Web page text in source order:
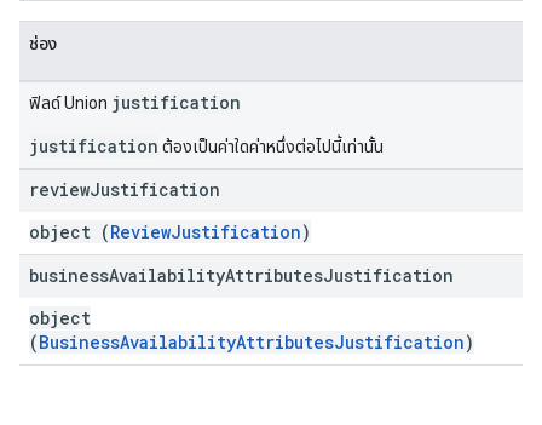
ช่อง
ฟิลด์ Union justification
justification ต้องเป็นค่าใดค่าหนึ่งต่อไปนี้เท่านั้น
reviewJustification
object (ReviewJustification)
businessAvailabilityAttributesJustification
object
(BusinessAvailabilityAttributesJustification)